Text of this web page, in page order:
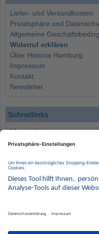
Liefer- und Versandkosten
Privatsphäre und
Allgemeine
Widerruf erklären
Über Historia Hamburg
Impressum
Kontakt
Newsletter
Schnellinks
Monatsliste
Angebote
Wissenswertes
Kontakt